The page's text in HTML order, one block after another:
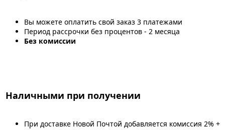
Вы можете оплатить свой заказ 3 платежами
Период рассрочки без процентов - 2 месяца
Без комиссии
Наличными при получении
При доставке Новой Почтой добавляется комиссия 2% +